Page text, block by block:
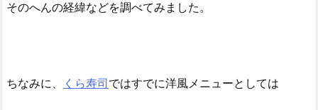
そのへんの経緯などを調べてみました。
ちなみに、 くら寿司ではすでに洋風メニューとしては